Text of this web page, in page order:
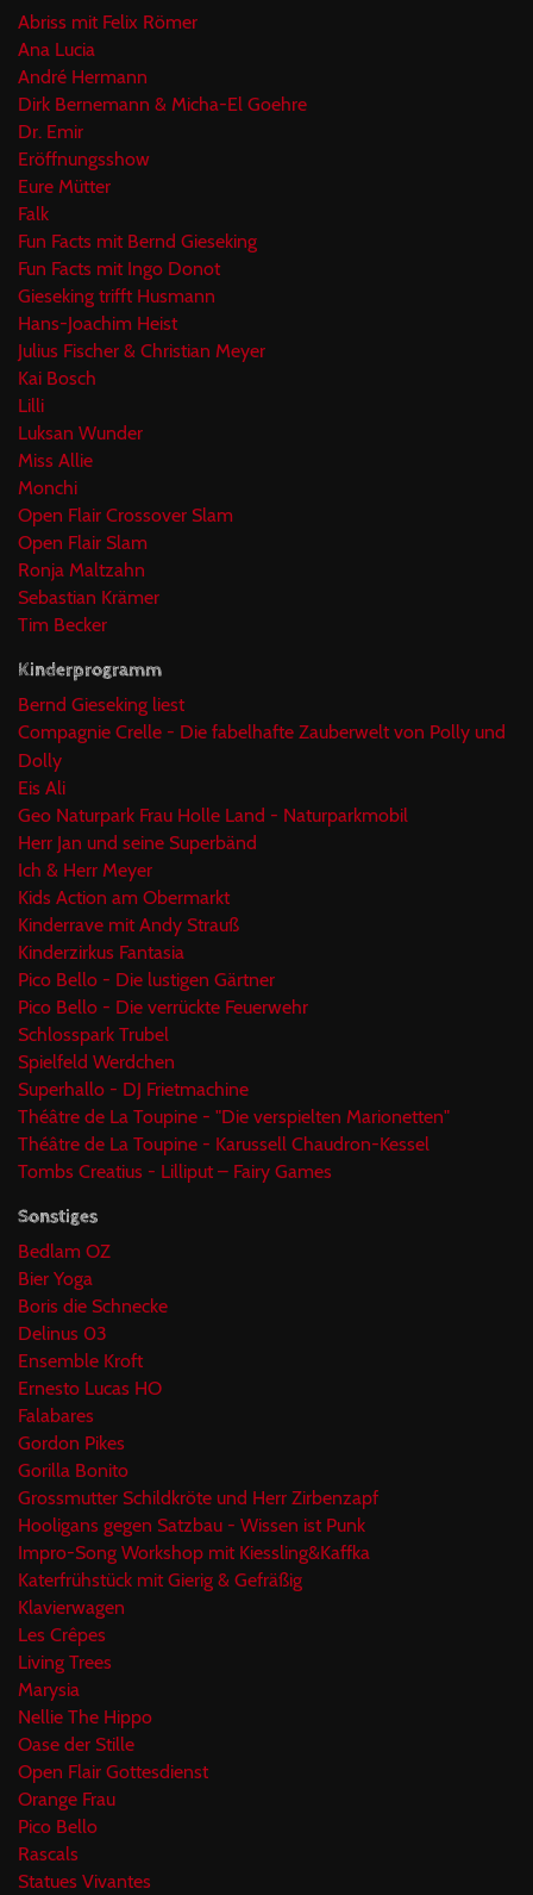
Abriss mit Felix Römer
Ana Lucia
André Hermann
Dirk Bernemann & Micha-El Goehre
Dr. Emir
Eröffnungsshow
Eure Mütter
Falk
Fun Facts mit Bernd Gieseking
Fun Facts mit Ingo Donot
Gieseking trifft Husmann
Hans-Joachim Heist
Julius Fischer & Christian Meyer
Kai Bosch
Lilli
Luksan Wunder
Miss Allie
Monchi
Open Flair Crossover Slam
Open Flair Slam
Ronja Maltzahn
Sebastian Krämer
Tim Becker
Kinderprogramm
Bernd Gieseking liest
Compagnie Crelle - Die fabelhafte Zauberwelt von Polly und
Dolly
Eis Ali
Geo Naturpark Frau Holle Land - Naturparkmobil
Herr Jan und seine Superbänd
Ich & Herr Meyer
Kids Action am Obermarkt
Kinderrave mit Andy Strauß
Kinderzirkus Fantasia
Pico Bello - Die lustigen Gärtner
Pico Bello - Die verrückte Feuerwehr
Schlosspark Trubel
Spielfeld Werdchen
Superhallo - DJ Frietmachine
Théâtre de La Toupine - "Die verspielten Marionetten"
Théâtre de La Toupine - Karussell Chaudron-Kessel
Tombs Creatius - Lilliput – Fairy Games
Sonstiges
Bedlam OZ
Bier Yoga
Boris die Schnecke
Delinus 03
Ensemble Kroft
Ernesto Lucas HO
Falabares
Gordon Pikes
Gorilla Bonito
Grossmutter Schildkröte und Herr Zirbenzapf
Hooligans gegen Satzbau - Wissen ist Punk
Impro-Song Workshop mit Kiessling&Kaffka
Katerfrühstück mit Gierig & Gefräßig
Klavierwagen
Les Crêpes
Living Trees
Marysia
Nellie The Hippo
Oase der Stille
Open Flair Gottesdienst
Orange Frau
Pico Bello
Rascals
Statues Vivantes